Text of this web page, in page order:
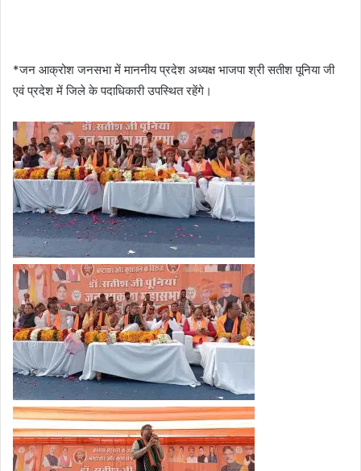
*जन आक्रोश जनसभा में माननीय प्रदेश अध्यक्ष भाजपा श्री सतीश पूनिया जी
एवं प्रदेश में जिले के पदाधिकारी उपस्थित रहेंगे।